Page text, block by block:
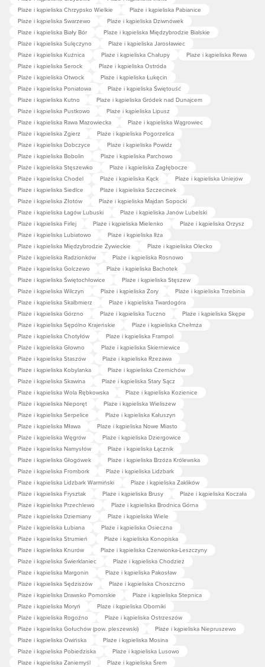
Plaże i kąpieliska Chrzypsko Wielkie
Plaże i kąpieliska Pabianice
Plaże i kąpieliska Swarzewo
Plaże i kąpieliska Dziwnówek
Plaże i kąpieliska Biały Bór
Plaże i kąpieliska Międzybrodzie Bialskie
Plaże i kąpieliska Sulęczyno
Plaże i kąpieliska Jarosławiec
Plaże i kąpieliska Kuźnica
Plaże i kąpieliska Chałupy
Plaże i kąpieliska Rewa
Plaże i kąpieliska Serock
Plaże i kąpieliska Ostróda
Plaże i kąpieliska Otwock
Plaże i kąpieliska Łukęcin
Plaże i kąpieliska Poniatowa
Plaże i kąpieliska Świętouść
Plaże i kąpieliska Kutno
Plaże i kąpieliska Gródek nad Dunajcem
Plaże i kąpieliska Pustkowo
Plaże i kąpieliska Lipusz
Plaże i kąpieliska Rawa Mazowiecka
Plaże i kąpieliska Wągrowiec
Plaże i kąpieliska Zgierz
Plaże i kąpieliska Pogorzelica
Plaże i kąpieliska Dobczyce
Plaże i kąpieliska Powidz
Plaże i kąpieliska Bobolin
Plaże i kąpieliska Parchowo
Plaże i kąpieliska Stęszewko
Plaże i kąpieliska Zagłębocze
Plaże i kąpieliska Chodel
Plaże i kąpieliska Kąck
Plaże i kąpieliska Uniejów
Plaże i kąpieliska Siedlce
Plaże i kąpieliska Szczecinek
Plaże i kąpieliska Złotów
Plaże i kąpieliska Majdan Sopocki
Plaże i kąpieliska Łagów Lubuski
Plaże i kąpieliska Janów Lubelski
Plaże i kąpieliska Firlej
Plaże i kąpieliska Mielenko
Plaże i kąpieliska Orzysz
Plaże i kąpieliska Lubiatowo
Plaże i kąpieliska Iłża
Plaże i kąpieliska Międzybrodzie Żywieckie
Plaże i kąpieliska Olecko
Plaże i kąpieliska Radzionków
Plaże i kąpieliska Rosnowo
Plaże i kąpieliska Golczewo
Plaże i kąpieliska Bachotek
Plaże i kąpieliska Świętochłowice
Plaże i kąpieliska Stęszew
Plaże i kąpieliska Wilczyn
Plaże i kąpieliska Żory
Plaże i kąpieliska Trzebinia
Plaże i kąpieliska Skalbmierz
Plaże i kąpieliska Twardogóra
Plaże i kąpieliska Górzno
Plaże i kąpieliska Tuczno
Plaże i kąpieliska Skępe
Plaże i kąpieliska Sępólno Krajeńskie
Plaże i kąpieliska Chełmża
Plaże i kąpieliska Chotyłów
Plaże i kąpieliska Frampol
Plaże i kąpieliska Głowno
Plaże i kąpieliska Skierniewice
Plaże i kąpieliska Staszów
Plaże i kąpieliska Rzezawa
Plaże i kąpieliska Kobylanka
Plaże i kąpieliska Czernichów
Plaże i kąpieliska Skawina
Plaże i kąpieliska Stary Sącz
Plaże i kąpieliska Wola Rębkowska
Plaże i kąpieliska Kozienice
Plaże i kąpieliska Nieporęt
Plaże i kąpieliska Wieliszew
Plaże i kąpieliska Serpelice
Plaże i kąpieliska Kałuszyn
Plaże i kąpieliska Mława
Plaże i kąpieliska Nowe Miasto
Plaże i kąpieliska Węgrów
Plaże i kąpieliska Dziergowice
Plaże i kąpieliska Namysłów
Plaże i kąpieliska Łącznik
Plaże i kąpieliska Głogówek
Plaże i kąpieliska Brzóza Królewska
Plaże i kąpieliska Frombork
Plaże i kąpieliska Lidzbark
Plaże i kąpieliska Lidzbark Warmiński
Plaże i kąpieliska Zaklików
Plaże i kąpieliska Frysztak
Plaże i kąpieliska Brusy
Plaże i kąpieliska Koczała
Plaże i kąpieliska Przechlewo
Plaże i kąpieliska Brodnica Górna
Plaże i kąpieliska Dziemiany
Plaże i kąpieliska Wiele
Plaże i kąpieliska Łubiana
Plaże i kąpieliska Osieczna
Plaże i kąpieliska Strumień
Plaże i kąpieliska Konopiska
Plaże i kąpieliska Knurów
Plaże i kąpieliska Czerwionka-Leszczyny
Plaże i kąpieliska Świerklaniec
Plaże i kąpieliska Chodzież
Plaże i kąpieliska Margonin
Plaże i kąpieliska Pakosław
Plaże i kąpieliska Sędziszów
Plaże i kąpieliska Choszczno
Plaże i kąpieliska Drawsko Pomorskie
Plaże i kąpieliska Stepnica
Plaże i kąpieliska Moryń
Plaże i kąpieliska Oborniki
Plaże i kąpieliska Rogoźno
Plaże i kąpieliska Ostrzeszów
Plaże i kąpieliska Gołuchów (pow. pleszewski)
Plaże i kąpieliska Niepruszewo
Plaże i kąpieliska Owińska
Plaże i kąpieliska Mosina
Plaże i kąpieliska Pobiedziska
Plaże i kąpieliska Lusowo
Plaże i kąpieliska Zaniemyśl
Plaże i kąpieliska Śrem